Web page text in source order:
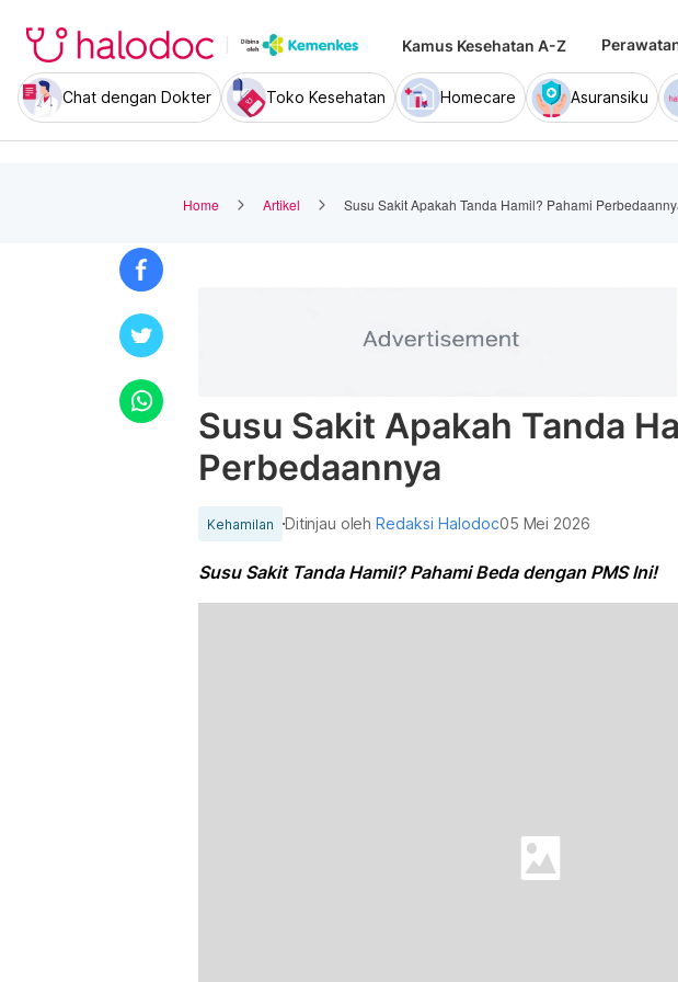
Kamus Kesehatan A-Z
Chat dengan Dokter Toko Kesehatan Homecare Asuransiku
Home Artikel Susu Sakit Apakah Tanda Hamil? Pahami
Susu Sakit Apakah Tanda
Perbedaannya
Kehamilan Ditinjau olehRedaksi Halodoc05 Mei 2026
Susu Sakit Tanda Hamil? Pahami Beda dengan PMS Ini!